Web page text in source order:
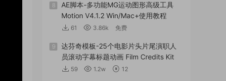
8
AE脚本-多功能MG运动图形高级工具
Motion V4.1.2 Win/Mac+使用教程
61 3.86k 免费
9
达芬奇模板-25个电影片头片尾演职人
员滚动字幕标题动画 Film Credits Kit
59 1.2w 12